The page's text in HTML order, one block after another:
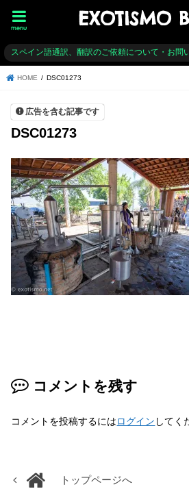
EXOTISMO
menu
スペイン語通訳、翻訳のご依頼について・お問
HOME DSC01273
広告を含む記事です
DSC01273
コメントを残す
コメントを投稿するにはログイン してく
トップページへ